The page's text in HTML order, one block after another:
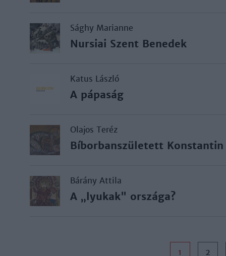
Sághy Marianne
Nursiai Szent Benedek
Katus László
A pápaság
Olajos Teréz
Bíborbanszületett Konstantin
Bárány Attila
A „lyukak" országa?
1 2